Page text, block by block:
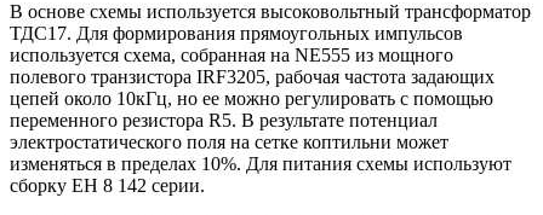
В основе схемы используется высоковольтный трансформатор
ТДС17. Для формирования прямоугольных импульсов
используется схема, собранная на NE555 из мощного
полевого транзистора IRF3205, рабочая частота задающих
цепей около 10кГц, но ее можно регулировать с помощью
переменного резистора R5. В результате потенциал
электростатического поля на сетке коптильни может
изменяться в пределах 10%. Для питания схемы используют
сборку ЕН 8 142 серии.